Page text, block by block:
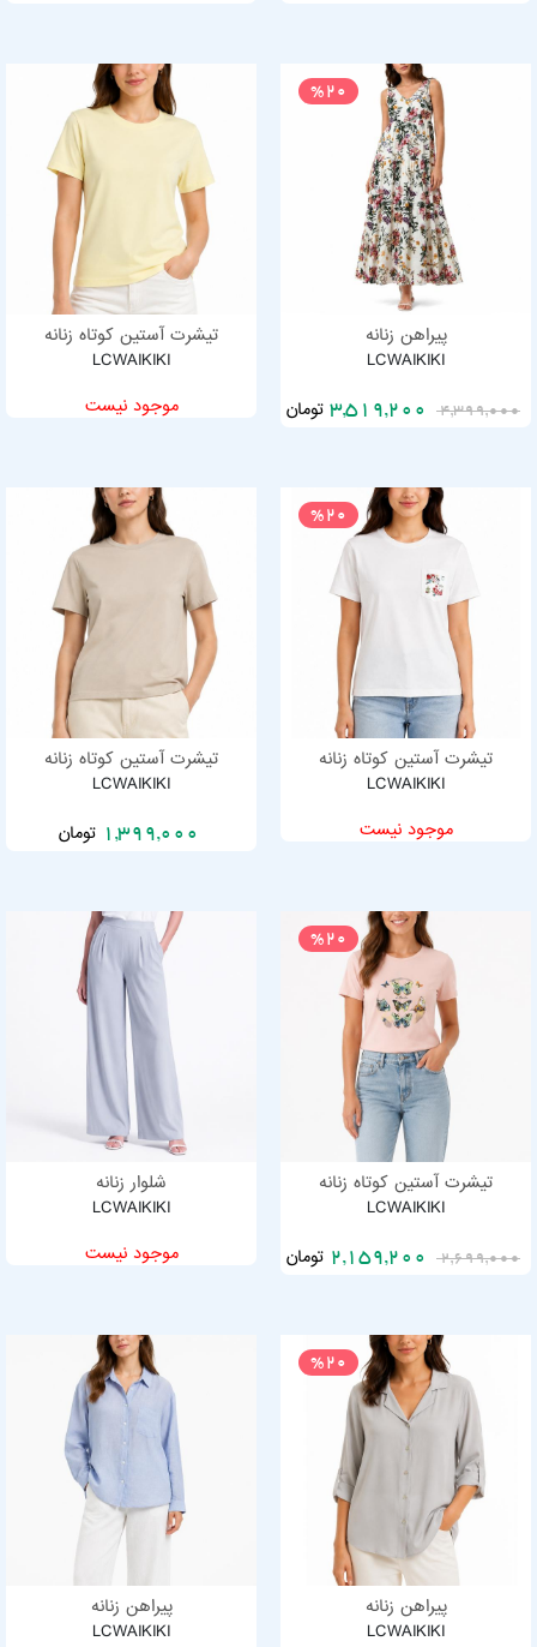
%20
پیراهن زنانه
LCWAIKIKI
4,399,000 تومان
تیشرت آستین کوتاه زنانه
LCWAIKIKI
موجود نیست
%20
تیشرت آستین کوتاه زنانه
LCWAIKIKI
موجود نیست
تیشرت آستین کوتاه زنانه
LCWAIKIKI
1,399,000 تومان
%20
تیشرت آستین کوتاه زنانه
LCWAIKIKI
2,699,000 تومان
شلوار زنانه
LCWAIKIKI
موجود نیست
%20
پیراهن زنانه
LCWAIKIKI
پیراهن زنانه
LCWAIKIKI